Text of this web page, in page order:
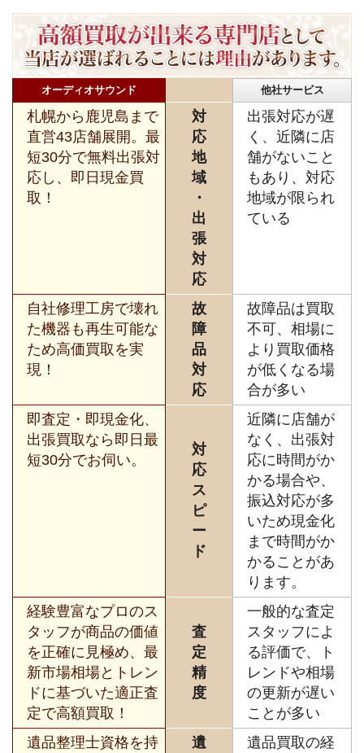
オーディオサウンド 他社サービス
札幌から鹿児島まで
直営43店舗展開。最
短30分で無料出張対
応し、即日現金買
取！
対
応
地
域
・
出
張
対
応
出張対応が遅
く、近隣に店
舗がないこと
もあり、対応
地域が限られ
ている
自社修理工房で壊れ
た機器も再生可能な
ため高価買取を実
現！
故
障
品
対
応
故障品は買取
不可、相場に
より買取価格
が低くなる場
合が多い
即査定・即現金化、
出張買取なら即日最
短30分でお伺い。
対
応
ス
ピ
ー
ド
近隣に店舗が
なく、出張対
応に時間がか
かる場合や、
振込対応が多
いため現金化
まで時間がか
かることがあ
ります。
経験豊富なプロのス
タッフが商品の価値
を正確に見極め、最
新市場相場とトレン
ドに基づいた適正査
定で高額買取！
査
定
精
度
一般的な査定
スタッフによ
る評価で、ト
レンドや相場
の更新が遅い
ことが多い
遺品整理士資格を持
遺
遺品買取の経